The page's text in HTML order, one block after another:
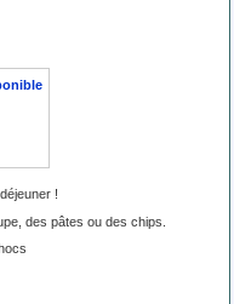
!
des pâtes ou des chips.